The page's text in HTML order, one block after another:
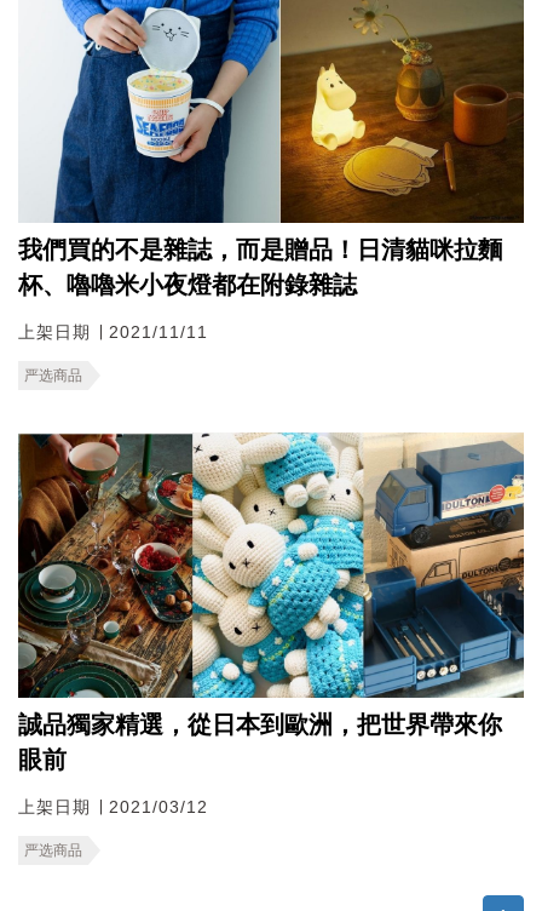
我們買的不是雜誌，而是贈品！日清貓咪拉麵
杯、嚕嚕米小夜燈都在附錄雜誌
上架日期 ∣ 2021/11/11
严选商品
誠品獨家精選，從日本到歐洲，把世界帶來你
眼前
上架日期 ∣ 2021/03/12
严选商品